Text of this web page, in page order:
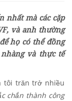
nhất mà các cặp
và anh thường
họ có thể đồng
và thực tế
tôi trăn trở nhiều
chắn thành công